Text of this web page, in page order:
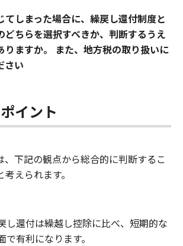
業年度から欠損事業年度の前事業年
して青色申告書を提出しているこ
とが要件となります。）
度（当期）の青色申告書を提出期限
を記載した還付請求書を確定申告書
時に提出していること。
てしまった場合に、繰戻し還付制度と
どちらを選択すべきか、判断するうえ
りますか。 また、地方税の取り扱いに
さい
イント
、下記の観点から総合的に判断するこ
えられます。
し還付は繰越し控除に比べ、短期的な
で有利になります。